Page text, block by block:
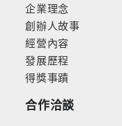
企業理念
創辦人故事
經營內容
發展歷程
得獎事蹟
合作洽談